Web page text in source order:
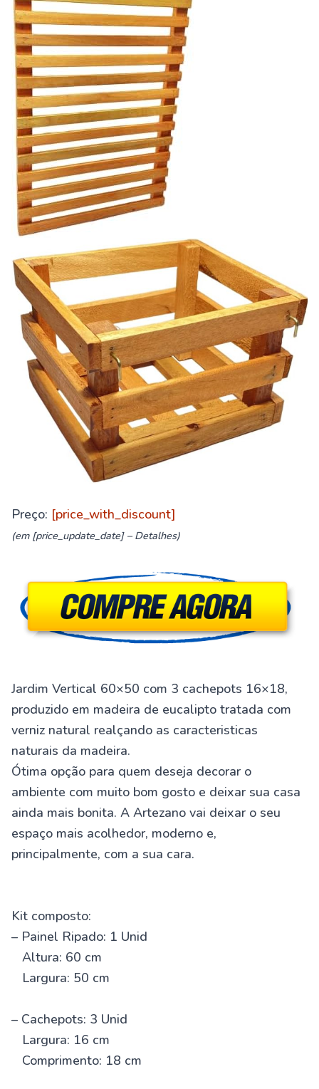
Preço: [price_with_discount]
(em [price_update_date] – Detalhes)
Jardim Vertical 60×50 com 3 cachepots 16×18,
produzido em madeira de eucalipto tratada com
verniz natural realçando as caracteristicas
naturais da madeira.
Ótima opção para quem deseja decorar o
ambiente com muito bom gosto e deixar sua casa
ainda mais bonita. A Artezano vai deixar o seu
espaço mais acolhedor, moderno e,
principalmente, com a sua cara.
Kit composto:
– Painel Ripado: 1 Unid
Altura: 60 cm
Largura: 50 cm
– Cachepots: 3 Unid
Largura: 16 cm
Comprimento: 18 cm